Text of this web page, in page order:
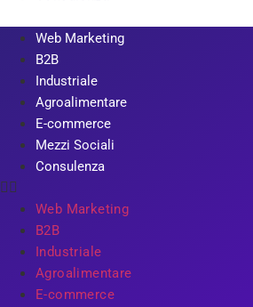
Web Marketing
B2B
Industriale
Agroalimentare
E-commerce
Mezzi Sociali
Consulenza
Web Marketing
B2B
Industriale
Agroalimentare
E-commerce